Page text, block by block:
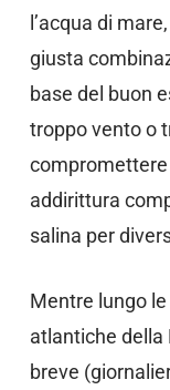
l’acqua di
giusta
base del buon
troppo vento o
compromettere
addirittura
salina per
Mentre lungo
atlantiche della
breve